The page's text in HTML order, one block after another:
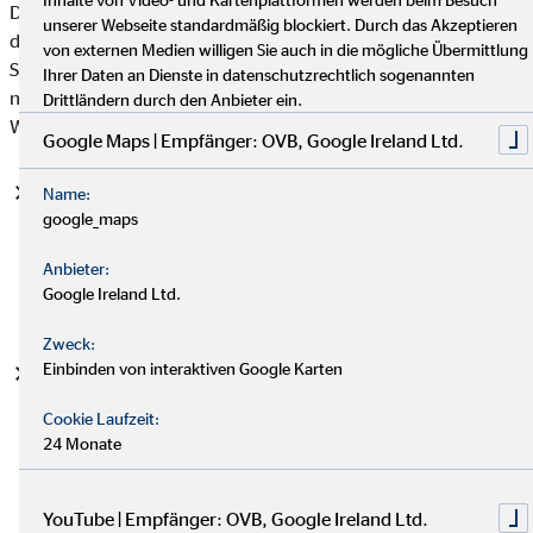
Datenschutzgrundverordnung (DSGVO), auf deren Basis wir
die personenbezogenen Daten verarbeiten, mit. Bitte beachten
Sie, dass zusätzlich zu den Regelungen der DSGVO die
nationalen Datenschutzvorgaben in Ihrem bzw. unserem
Wohn- und Sitzland gelten können.
Einwilligung (Art. 6 Abs. 1 S. 1 lit. a DSGVO)
betroffene Person hat ihre Einwilligung in die Verarbeitung
spezifischen Zweck oder mehrere bestimmte Zwecke
gegeben.
Vertragserfüllung und vorvertragliche Anfragen (Art. 6
Erfüllung eines Vertrags, dessen Vertragspartei die
der betroffenen Person erfolgen.
unserer Webseite standardmäßig blockiert. Durch das Akzeptieren
von externen Medien willigen Sie auch in die mögliche Übermittlung
Ihrer Daten an Dienste in datenschutzrechtlich sogenannten
Drittländern durch den Anbieter ein.
Google Maps | Empfänger: OVB, Google Ireland Ltd.
Name:
google_maps
Anbieter:
Google Ireland Ltd.
Zweck:
Einbinden von interaktiven Google Karten
Cookie Laufzeit:
24 Monate
YouTube | Empfänger: OVB, Google Ireland Ltd.